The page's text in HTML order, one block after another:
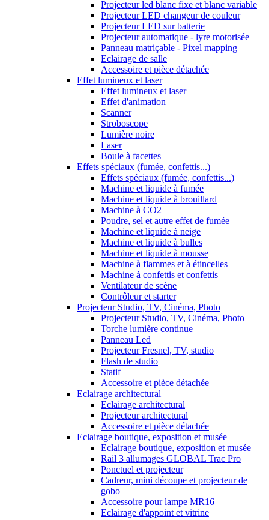
Projecteur led blanc fixe et blanc variable
Projecteur LED changeur de couleur
Projecteur LED sur batterie
Projecteur automatique - lyre motorisée
Panneau matriçable - Pixel mapping
Eclairage de salle
Accessoire et pièce détachée
Effet lumineux et laser
Effet lumineux et laser
Effet d'animation
Scanner
Stroboscope
Lumière noire
Laser
Boule à facettes
Effets spéciaux (fumée, confettis...)
Effets spéciaux (fumée, confettis...)
Machine et liquide à fumée
Machine et liquide à brouillard
Machine à CO2
Poudre, sel et autre effet de fumée
Machine et liquide à neige
Machine et liquide à bulles
Machine et liquide à mousse
Machine à flammes et à étincelles
Machine à confettis et confettis
Ventilateur de scène
Contrôleur et starter
Projecteur Studio, TV, Cinéma, Photo
Projecteur Studio, TV, Cinéma, Photo
Torche lumière continue
Panneau Led
Projecteur Fresnel, TV, studio
Flash de studio
Statif
Accessoire et pièce détachée
Eclairage architectural
Eclairage architectural
Projecteur architectural
Accessoire et pièce détachée
Eclairage boutique, exposition et musée
Eclairage boutique, exposition et musée
Rail 3 allumages GLOBAL Trac Pro
Ponctuel et projecteur
Cadreur, mini découpe et projecteur de
gobo
Accessoire pour lampe MR16
Eclairage d'appoint et vitrine